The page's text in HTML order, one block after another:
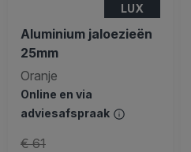
LUX
Aluminium jaloezieën
25mm
Oranje
Online en via
adviesafspraak
€ 61